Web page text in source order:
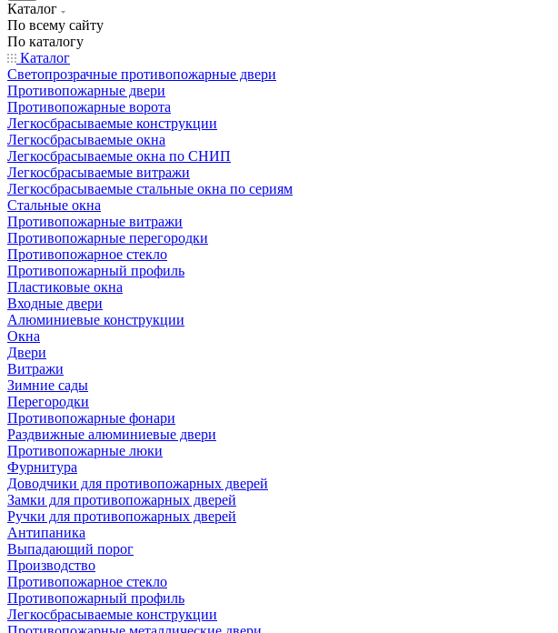
Каталог
По всему сайту
По каталогу
Каталог
Светопрозрачные противопожарные двери
Противопожарные двери
Противопожарные ворота
Легкосбрасываемые конструкции
Легкосбрасываемые окна
Легкосбрасываемые окна по СНИП
Легкосбрасываемые витражи
Легкосбрасываемые стальные окна по сериям
Стальные окна
Противопожарные витражи
Противопожарные перегородки
Противопожарное стекло
Противопожарный профиль
Пластиковые окна
Входные двери
Алюминиевые конструкции
Окна
Двери
Витражи
Зимние сады
Перегородки
Противопожарные фонари
Раздвижные алюминиевые двери
Противопожарные люки
Фурнитура
Доводчики для противопожарных дверей
Замки для противопожарных дверей
Ручки для противопожарных дверей
Антипаника
Выпадающий порог
Производство
Противопожарное стекло
Противопожарный профиль
Легкосбрасываемые конструкции